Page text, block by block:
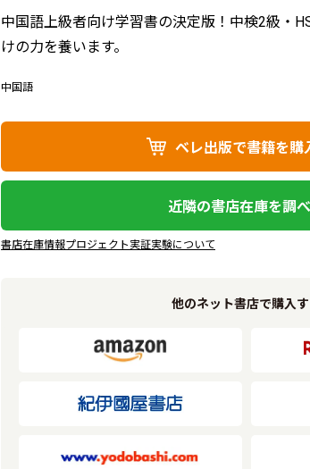
中国語上級者向け学習書の決定版！中検2級・
けの力を養います。
中国語
ベレ出版で書籍を購
近隣の書店在庫を調
書店在庫情報プロジェクト実証実験について
他のネット書店で購入